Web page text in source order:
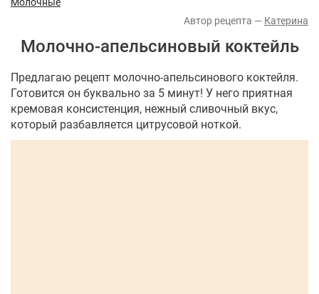
Молочные
Катерина
Молочно-апельсиновый коктейль
Предлагаю рецепт молочно-апельсинового коктейля.
Готовится он буквально за 5 минут! У него приятная
кремовая консистенция, нежный сливочный вкус,
который разбавляется цитрусовой ноткой.